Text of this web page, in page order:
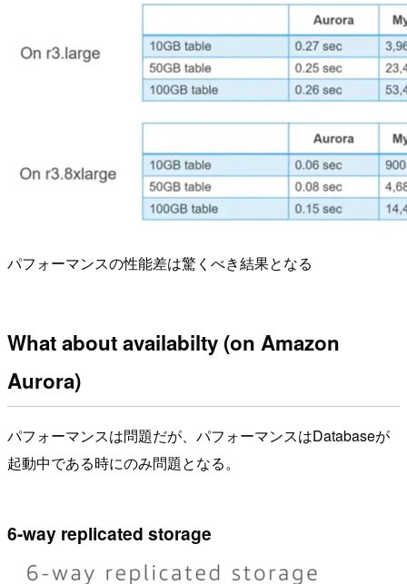
パフォーマンスの性能差は驚くべき結果となる
What about availabilty (on Amazon
Aurora)
パフォーマンスは問題だが、パフォーマンスはDatabaseが
起動中である時にのみ問題となる。
6-way replicated storage